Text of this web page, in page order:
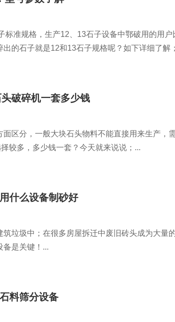
标准规格，生产12、13石子设备中鄂破用的用
的石子就是12和13石子规格呢？如下详细了解
破碎机一套多少钱
区分，一般大块石头物料不能直接用来生产
较多，多少钱一套？今天就来说说；...
什么设备制砂好
垃圾中；在很多房屋拆迁中废旧砖头成为大量
备是关键！...
料筛分设备